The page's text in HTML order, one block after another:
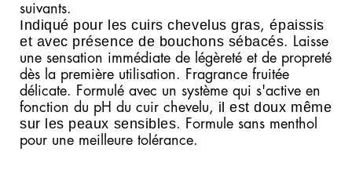
suivants.
Indiqué pour les cuirs chevelus gras ,épaissis
et avec présence de bouchons sébacés . Laisse
une sensation immédiate de légèreté et de propreté
dès la première utilisation. Fragrance fruitée
délicate. Formulé avec un système qui s'active en
fonction du pH du cuir chevelu,
il est doux même
sur les peaux sensibles . Formule sans menthol
pour une meilleure tolérance.